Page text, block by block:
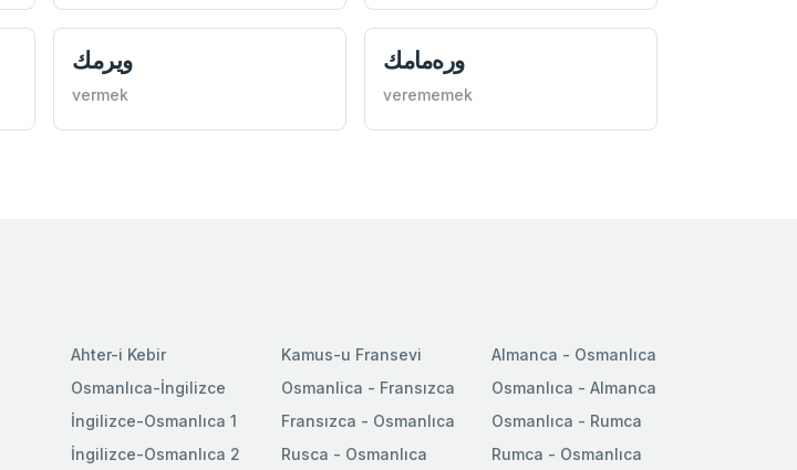
ويرمك
vermek
وره‌مامك
verememek
Ahter-i Kebir
Osmanlıca-İngilizce
İngilizce-Osmanlıca 1
İngilizce-Osmanlıca 2
Kamus-u Fransevi
Osmanlica - Fransızca
Fransızca - Osmanlıca
Rusca - Osmanlıca
Almanca - Osmanlıca
Osmanlıca - Almanca
Osmanlıca - Rumca
Rumca - Osmanlıca